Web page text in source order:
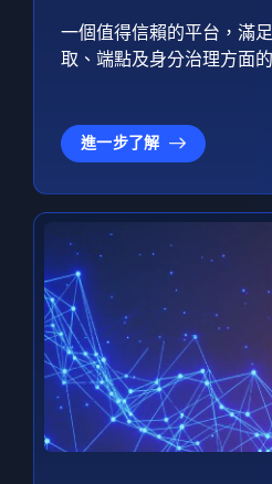
一個值得信賴的平台，滿
取、端點及身分治理方面
進一步了解